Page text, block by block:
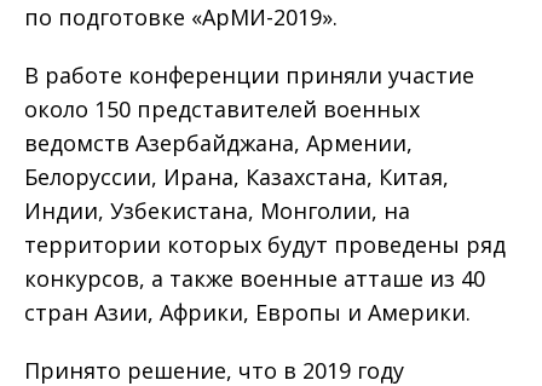
по подготовке «АрМИ-2019».
В работе конференции приняли участие
около 150 представителей военных
ведомств Азербайджана, Армении,
Белоруссии, Ирана, Казахстана, Китая,
Индии, Узбекистана, Монголии, на
территории которых будут проведены ряд
конкурсов, а также военные атташе из 40
стран Азии, Африки, Европы и Америки.
Принято решение, что в 2019 году